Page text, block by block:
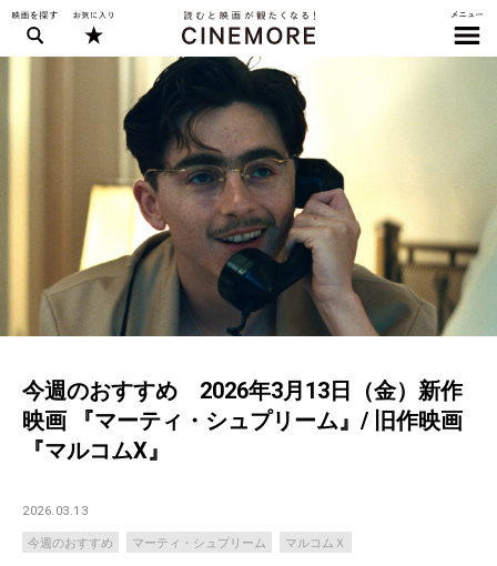
今週のおすすめ 2026年3月13日（金）新作
映画 『マーティ・シュプリーム』/ 旧作映画
『マルコムX』
2026.03.13
今週のおすすめ マーティ・シュプリーム マルコムＸ